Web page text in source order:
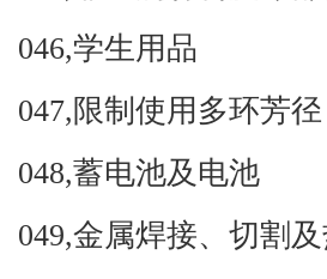
046,学生用品
047,限制使用多环芳径
048,蓄电池及电池
049,金属焊接、切割